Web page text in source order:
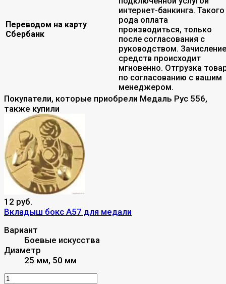
Переводом на карту
Сбербанк
интернет-банкинга. Такого
рода оплата
производиться, только
после согласования с
руководством. Зачисление
средств происходит
мгновенно. Отгрузка
по согласованию с вашим
менеджером.
Покупатели, которые приобрели Медаль Рус 556,
также купили
12 руб.
Вкладыш бокс A57 для медали
Вариант
Боевые искусства
Диаметр
25 мм, 50 мм